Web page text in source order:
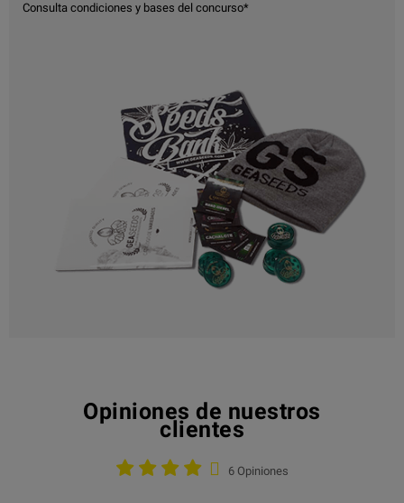
Consulta condiciones y bases del concurso*
Opiniones de nuestros
clientes
6 Opiniones